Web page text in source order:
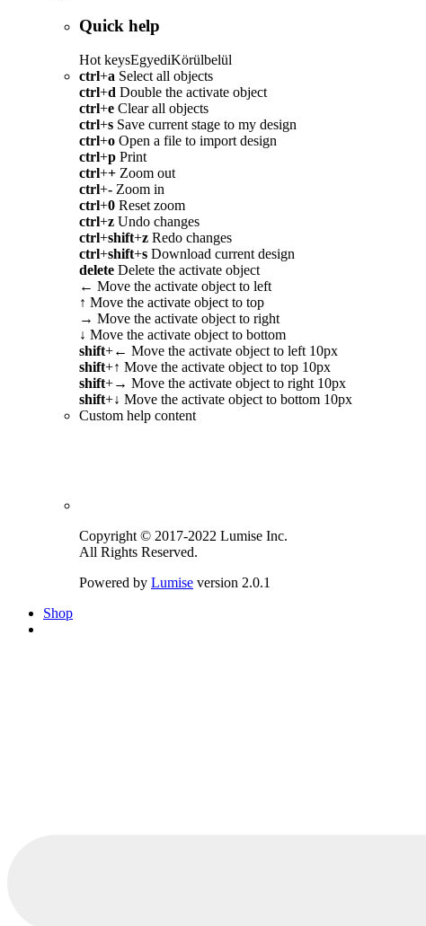
Quick help
Hot keysEgyediKörülbelül
ctrl+a Select all objects
ctrl+d Double the activate object
ctrl+e Clear all objects
ctrl+s Save current stage to my design
ctrl+o Open a file to import design
ctrl+p Print
ctrl++ Zoom out
ctrl+- Zoom in
ctrl+0 Reset zoom
ctrl+z Undo changes
ctrl+shift+z Redo changes
ctrl+shift+s Download current design
delete Delete the activate object
← Move the activate object to left
↑ Move the activate object to top
→ Move the activate object to right
↓ Move the activate object to bottom
shift+← Move the activate object to left 10px
shift+↑ Move the activate object to top 10px
shift+→ Move the activate object to right 10px
shift+↓ Move the activate object to bottom 10px
Custom help content
Copyright © 2017-2022 Lumise Inc.
All Rights Reserved.
Powered by Lumise version 2.0.1
Shop